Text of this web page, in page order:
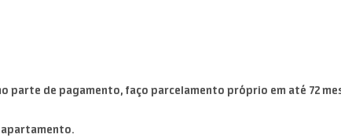
parte de pagamento, faço parcelamento próprio em até 72